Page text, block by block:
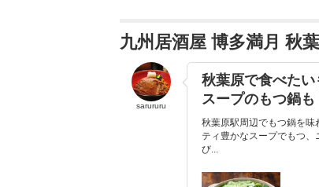
九州居酒屋 博多満月 秋
sarururu
秋葉原で食べた
スープのもつ鍋も
秋葉原駅周辺でもつ鍋を
ティ豊かなスープでもつ
び...